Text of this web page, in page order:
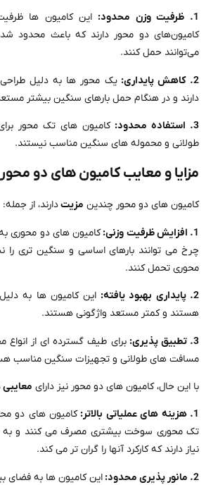
1. ظرفیت وزن محدود:
این کامیون ها
کامیون‌های دو محور دارند که باعث محدود
می‌توانند حمل کنند.
2. کاهش پایداری:
یک محور ها به دلیل
دارند و در هنگام حمل بارهای سنگین بیشتر
3. استفاده محدود:
کامیون های تک محور
طولانی و محموله های سنگین مناسب نیستند.
مزایا و معایب کامیون های دو محور
کامیون های دو محور چندین مزیتدارند، از جمله:
1. افزایش ظرفیت وزنی:
کامیون های دو محوری
چرخ می توانند بارهای اساسی و سنگین تری
محوری تحمل کنند.
2. پایداری بهبود یافته:
این کامیون ها به
هستند و کمتر مستعد واژگونی هستند.
3. تطبیق پذیری:
برای طیف گسترده ای از انواع
مسافت های طولانی و تجهیزات سنگین مناسب
با این حال، کامیون های دو محور نیز دارای معایبی
1. هزینه های عملیاتی بالاتر:
کامیون های دو
تک محوری سوخت بیشتری مصرف می کنند و به
نیاز دارند که کارکرد آنها را گران تر می کند.
2. مانور پذیری محدود:
این کامیون ها به فضای